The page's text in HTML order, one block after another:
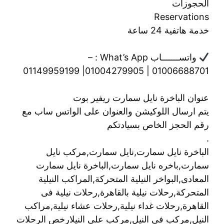
الحجوزات
Reservations
خدمة هاتفية 24 ساعة
واتســـــــاب What’s App : –
01006688701 | 01004279905| 01149959199
عنوان الباخرة نايل سمارت ريفير بوت
يتم ارسال اللوكيشن والعنوان على الواتس ساب مع
رقم الحجز الخاص بسيادتكم
.
الباخرة نايل سمارت,نايل سمارت,مركب نايل
سمارت,باخره نايل سمارت,الباخرة نايل سمارت
المعادى,البواخر النيلية المتحركة,المراكب النيلية
المتحركة,رحلات نيلية بالقاهرة,رحلات نيلية فى
القاهرة,رحلات غداء نيلية,رحلات عشاء نيلية,مراكب
النيل,مركب فى النيل,مركب على النيلارخص الرحلات